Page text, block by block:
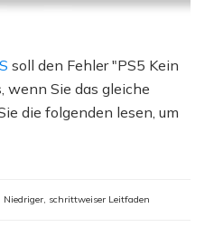
soll den Fehler "PS5 Kein
wenn Sie das gleiche
die folgenden lesen, um
Niedriger, schrittweiser Leitfaden